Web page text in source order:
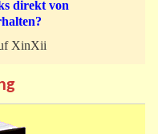
direkt von